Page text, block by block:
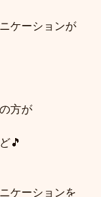
ケーションが
方が
🎵
ケーションを